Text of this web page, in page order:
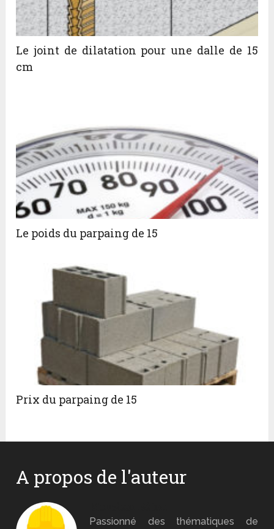
Le joint de dilatation pour une dalle de 15
cm
Le poids du parpaing de 15
Prix du parpaing de 15
A propos de l'auteur
Passionné des thématiques de